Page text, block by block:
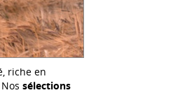
riche en
sélections